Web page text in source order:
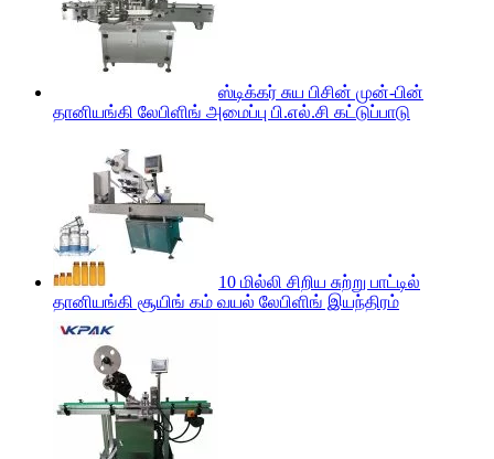
ஸ்டிக்கர் சுய பிசின் முன்-பின்
தானியங்கி லேபிளிங் அமைப்பு பி.எல்.சி கட்டுப்பாடு
10 மில்லி சிறிய சுற்று பாட்டில்
தானியங்கி சூயிங் கம் வயல் லேபிளிங் இயந்திரம்